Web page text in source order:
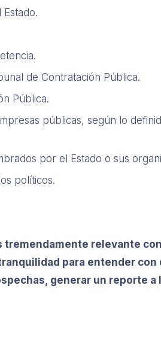
de Contratación Pública.
Pública.
públicas, según lo
por el Estado o sus
políticos.
relevante
para entender con
generar un reporte a